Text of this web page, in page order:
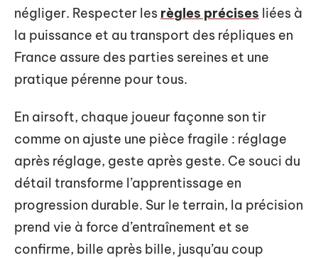
négliger. Respecter les règles précises liées à
la puissance et au transport des répliques en
France assure des parties sereines et une
pratique pérenne pour tous.
En airsoft, chaque joueur façonne son tir
comme on ajuste une pièce fragile : réglage
après réglage, geste après geste. Ce souci du
détail transforme l’apprentissage en
progression durable. Sur le terrain, la précision
prend vie à force d’entraînement et se
confirme, bille après bille, jusqu’au coup